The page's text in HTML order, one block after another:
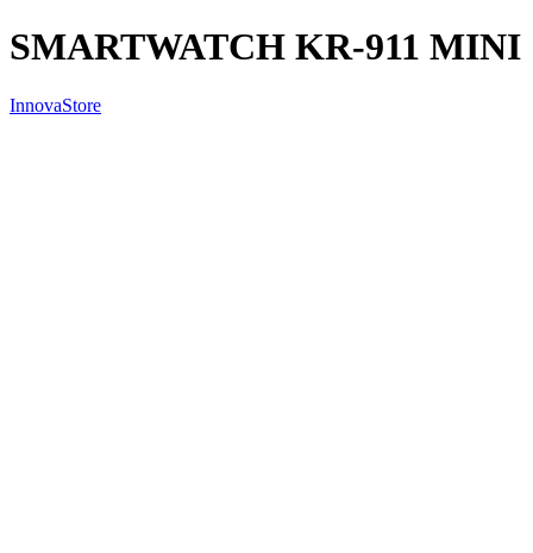
SMARTWATCH KR-911 MINI
InnovaStore